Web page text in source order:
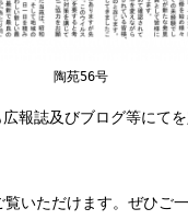
陶苑56号
報誌及びブログ等にて
いただけます。ぜひご